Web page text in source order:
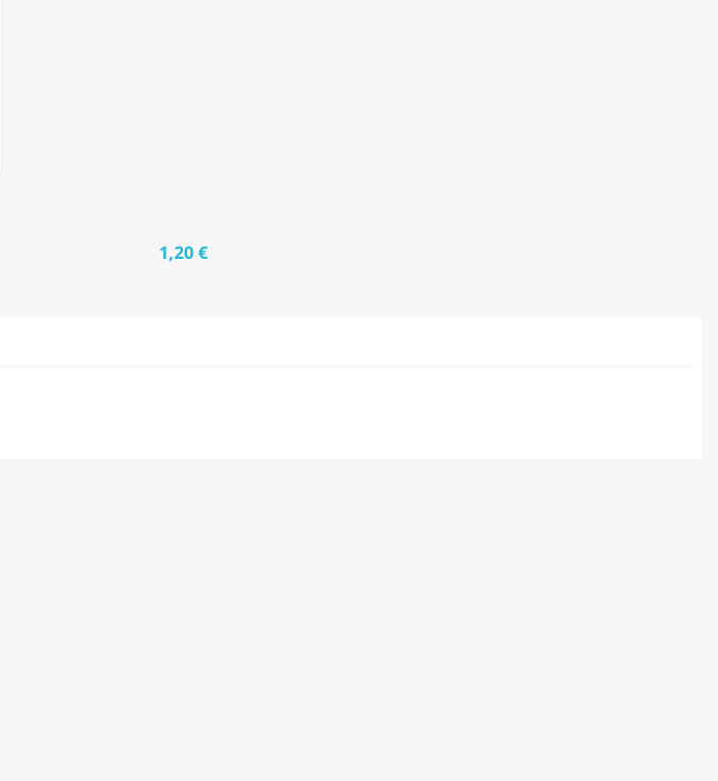
1,20 €